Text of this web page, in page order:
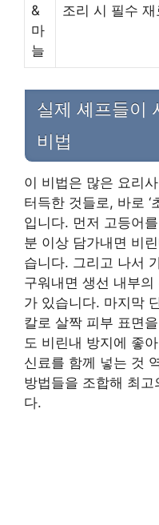
&
마
늘
조리 시 필수
실제 셰프들이
비법
이 비법은 많은 요리
터득한 것들로, 바로 ‘
입니다. 먼저 고등어
분 이상 담가내면 비
습니다. 그리고 나서
구워내면 생선 내부
가 있습니다. 마지막
칼로 살짝 피부 표면
도 비린내 방지에 좋
신료를 함께 넣는 것
방법들을 조합해 최
다.